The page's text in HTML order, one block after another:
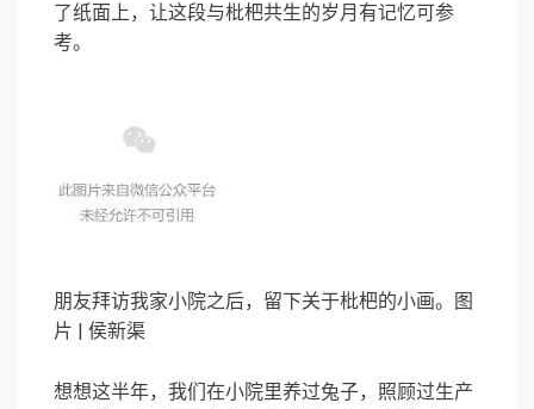
了纸面上，让这段与枇杷共生的岁月有记忆可参
考。
朋友拜访我家小院之后，留下关于枇杷的小画。图
片 | 侯新渠
想想这半年，我们在小院里养过兔子，照顾过生产